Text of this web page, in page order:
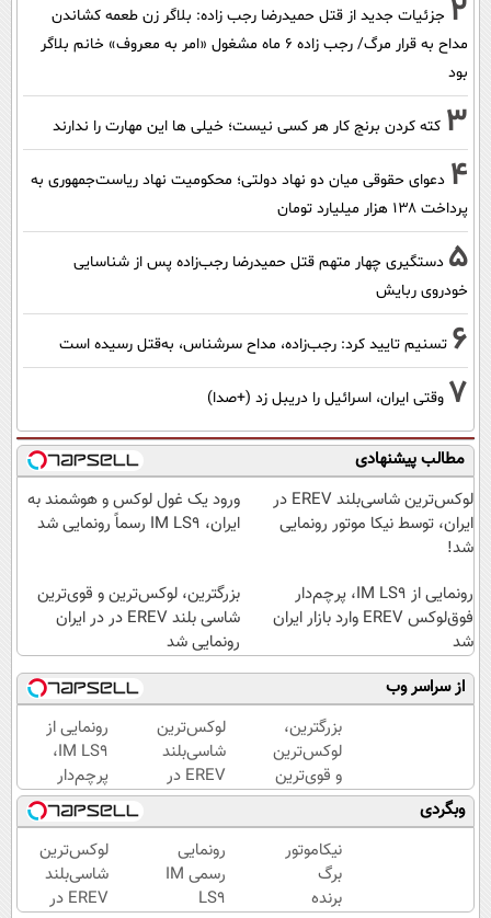
2 جزئیات جدید از قتل حمیدرضا رجب زاده: بلاگر زن طعمه کشاندن
مداح به قرار مرگ/ رجب زاده 6 ماه مشغول «امر به معروف» خانم بلاگر
بود
3 کته کردن برنج کار هر کسی نیست؛ خیلی ها این مهارت را ندارند
4 دعوای حقوقی میان دو نهاد دولتی؛ محکومیت نهاد ریاست‌جمهوری به
پرداخت ۱۳۸ هزار میلیارد تومان
5 دستگیری چهار متهم قتل حمیدرضا رجب‌زاده پس از شناسایی
خودروی ربایش
6 تسنیم تایید کرد: رجب‌زاده، مداح سرشناس، به‌قتل رسیده است
7 وقتی ایران، اسرائیل را دریبل زد (+صدا)
مطالب پیشنهادی
لوکس‌ترین شاسی‌بلند EREV در
ایران، توسط نیکا موتور رونمایی
شد!
ورود یک غول لوکس و هوشمند به
ایران، IM LS9 رسماً رونمایی شد
رونمایی از IM LS9، پرچم‌دار
فوق‌لوکس EREV وارد بازار ایران
شد
بزرگترین، لوکس‌ترین و قوی‌ترین
شاسی بلند EREV در در ایران
رونمایی شد
از سراسر وب
بزرگترین،
لوکس‌ترین
و قوی‌ترین
شاسی بلند
EREV در
در ایران
رونمایی
شد
لوکس‌ترین
شاسی‌بلند
EREV در
ایران،
توسط نیکا
موتور
رونمایی
شد!
رونمایی از
IM LS9،
پرچم‌دار
فوق‌لوکس
EREV
وارد بازار
ایران شد
وبگردی
نیکاموتور
برگ
برنده
رونمایی
رسمی IM
LS9
لوکس‌ترین
شاسی‌بلند
EREV در